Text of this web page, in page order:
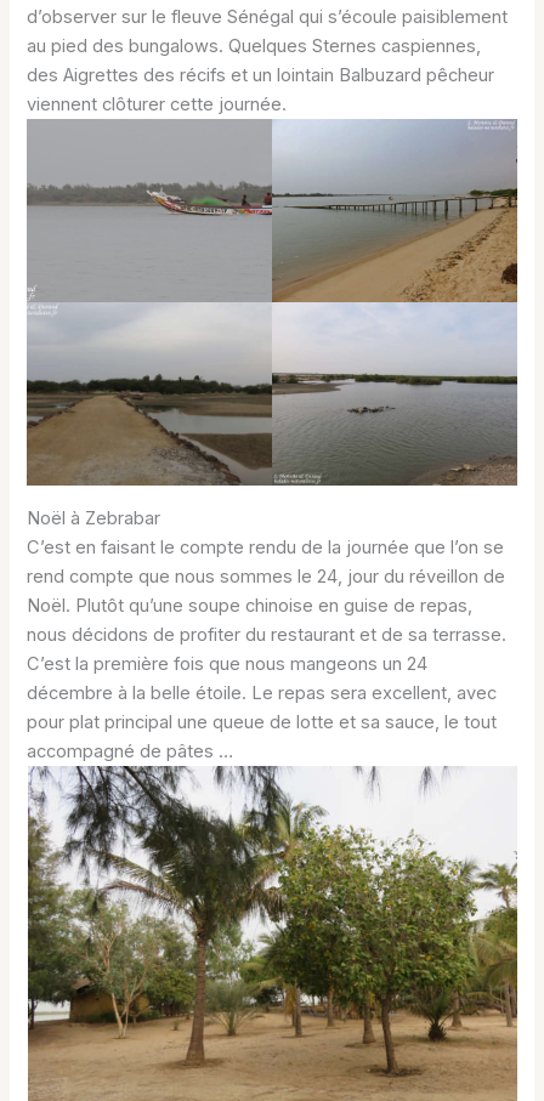
d’observer sur le fleuve Sénégal qui s’écoule paisiblement
au pied des bungalows. Quelques Sternes caspiennes,
des Aigrettes des récifs et un lointain Balbuzard pêcheur
viennent clôturer cette journée.
Noël à Zebrabar
C’est en faisant le compte rendu de la journée que l’on se
rend compte que nous sommes le 24, jour du réveillon de
Noël. Plutôt qu’une soupe chinoise en guise de repas,
nous décidons de profiter du restaurant et de sa terrasse.
C’est la première fois que nous mangeons un 24
décembre à la belle étoile. Le repas sera excellent, avec
pour plat principal une queue de lotte et sa sauce, le tout
accompagné de pâtes …